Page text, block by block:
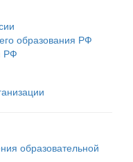
образования РФ
РФ
образовательной